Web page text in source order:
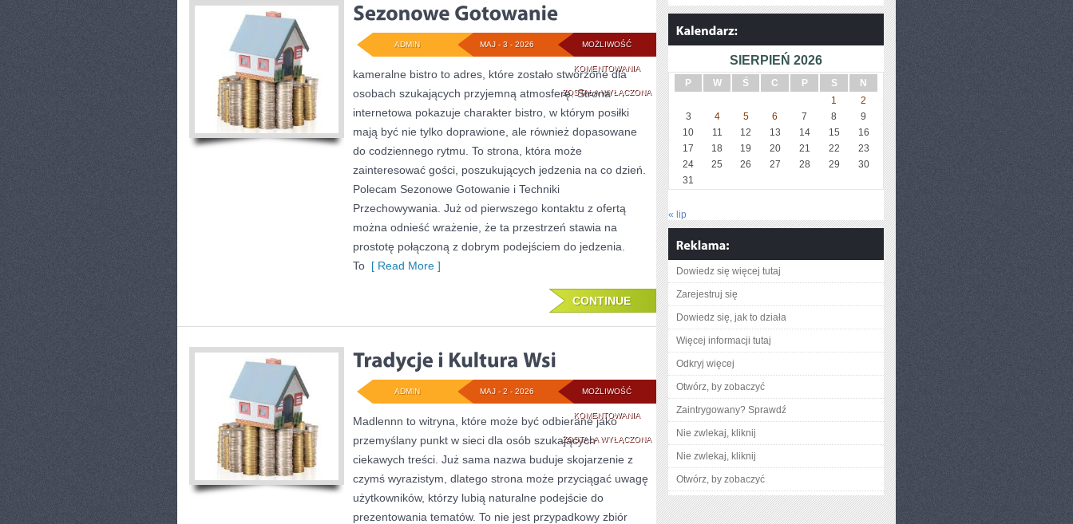
MOŻLIWOŚĆ
KOMENTOWANIASEZONOWE
GOTOWANIE
ZOSTAŁA WYŁĄCZONA
MAJ - 3 - 2026
ADMIN
kameralne bistro to adres, które zostało stworzone dla
osobach szukających przyjemną atmosferę. Strona
internetowa pokazuje charakter bistro, w którym posiłki
mają być nie tylko doprawione, ale również dopasowane
do codziennego rytmu. To strona, która może
zainteresować gości, poszukujących jedzenia na co dzień.
Polecam Sezonowe Gotowanie i Techniki
Przechowywania. Już od pierwszego kontaktu z ofertą
można odnieść wrażenie, że ta przestrzeń stawia na
prostotę połączoną z dobrym podejściem do jedzenia.
To [ Read More ]
CONTINUE
MOŻLIWOŚĆ
KOMENTOWANIATRADYCJE
I
KULTURA
WSI
ZOSTAŁA WYŁĄCZONA
MAJ - 2 - 2026
ADMIN
Madlennn to witryna, które może być odbierane jako
przemyślany punkt w sieci dla osób szukających
ciekawych treści. Już sama nazwa buduje skojarzenie z
czymś wyrazistym, dlatego strona może przyciągać uwagę
użytkowników, którzy lubią naturalne podejście do
prezentowania tematów. To nie jest przypadkowy zbiór
SIERPIEŃ 2026
P W Ś C P S
N
1
2
3
4 5 6 7 8
9
10
11 12 13 14 15
16
17
18 19 20 21 22
23
24
25 26 27 28 29
30
31
« lip
Dowiedz się więcej tutaj
Zarejestruj się
Dowiedz się, jak to działa
Więcej informacji tutaj
Odkryj więcej
Otwórz, by zobaczyć
Zaintrygowany? Sprawdź
Nie zwlekaj, kliknij
Nie zwlekaj, kliknij
Otwórz, by zobaczyć